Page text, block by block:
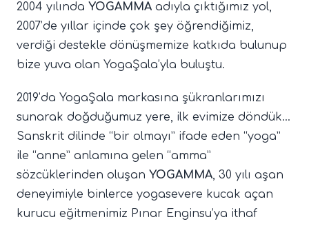
2004 yılında YOGAMMA adıyla çıktığımız yol,
2007’de yıllar içinde çok şey öğrendiğimiz,
verdiği destekle dönüşmemize katkıda bulunup
bize yuva olan YogaŞala’yla buluştu.
2019’da YogaŞala markasına şükranlarımızı
sunarak doğduğumuz yere, ilk evimize döndük...
Sanskrit dilinde “bir olmayı” ifade eden “yoga”
ile “anne” anlamına gelen “amma”
sözcüklerinden oluşan YOGAMMA, 30 yılı aşan
deneyimiyle binlerce yogasevere kucak açan
kurucu eğitmenimiz Pınar Enginsu’ya ithaf